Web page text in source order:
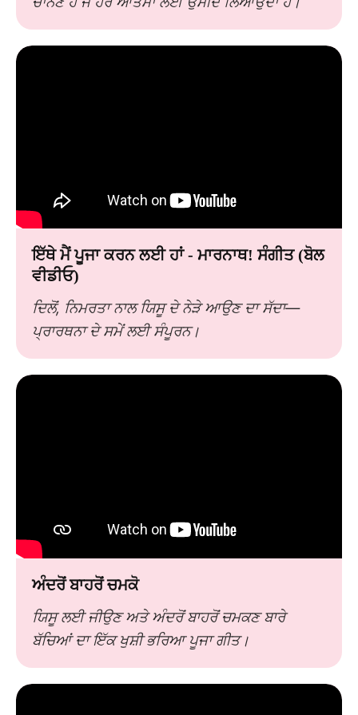
ਇੱਥੇ ਮੈਂ ਪੂਜਾ ਕਰਨ ਲਈ ਹਾਂ - ਮਾਰਨਾਥ! ਸੰਗੀਤ (ਬੋਲ
ਵੀਡੀਓ)
ਦਿਲੋਂ, ਨਿਮਰਤਾ ਨਾਲ ਯਿਸੂ ਦੇ ਨੇੜੇ ਆਉਣ ਦਾ ਸੱਦਾ—
ਪ੍ਰਾਰਥਨਾ ਦੇ ਸਮੇਂ ਲਈ ਸੰਪੂਰਨ।
ਅੰਦਰੋਂ ਬਾਹਰੋਂ ਚਮਕੋ
ਯਿਸੂ ਲਈ ਜੀਉਣ ਅਤੇ ਅੰਦਰੋਂ ਬਾਹਰੋਂ ਚਮਕਣ ਬਾਰੇ
ਬੱਚਿਆਂ ਦਾ ਇੱਕ ਖੁਸ਼ੀ ਭਰਿਆ ਪੂਜਾ ਗੀਤ।